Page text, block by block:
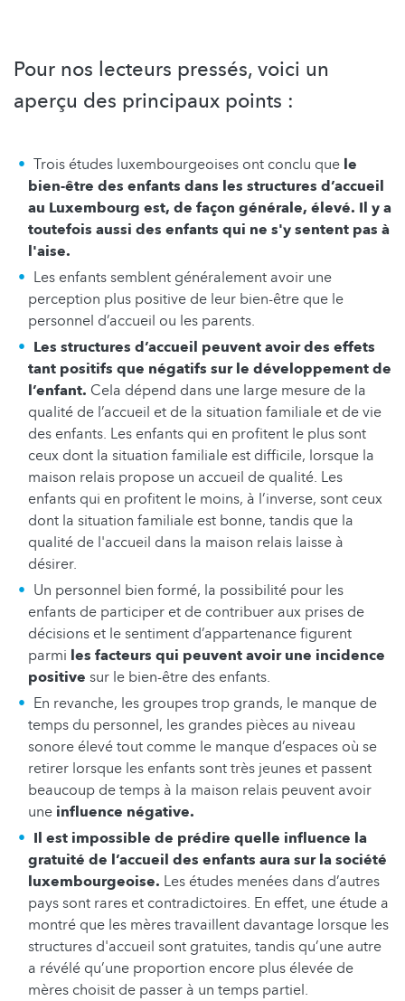
Pour nos lecteurs pressés, voici un
aperçu des principaux points :
Trois études luxembourgeoises ont conclu quele
bien-être des enfants dans les structures d’accueil
au Luxembourg est, de façon générale, élevé. Il y a
toutefois aussi des enfants qui ne s'y sentent pas à
l'aise.
Les enfants semblent généralement avoir une
perception plus positive de leur bien-être que le
personnel d’accueil ou les parents.
Les structures d’accueil peuvent avoir des effets
tant positifs que négatifs sur le développement de
l’enfant. Cela dépend dans une large mesure de la
qualité de l’accueil et de la situation familiale et de vie
des enfants. Les enfants qui en profitent le plus sont
ceux dont la situation familiale est difficile, lorsque la
maison relais propose un accueil de qualité. Les
enfants qui en profitent le moins, à l’inverse, sont ceux
dont la situation familiale est bonne, tandis que la
qualité de l'accueil dans la maison relais laisse à
désirer.
Un personnel bien formé, la possibilité pour les
enfants de participer et de contribuer aux prises de
décisions et le sentiment d’appartenance figurent
parmi les facteurs qui peuvent avoir une incidence
positive sur le bien-être des enfants.
En revanche, les groupes trop grands, le manque de
temps du personnel, les grandes pièces au niveau
sonore élevé tout comme le manque d’espaces où se
retirer lorsque les enfants sont très jeunes et passent
beaucoup de temps à la maison relais peuvent avoir
une influence négative.
Il est impossible de prédire quelle influence la
gratuité de l’accueil des enfants aura sur la société
luxembourgeoise. Les études menées dans d’autres
pays sont rares et contradictoires. En effet, une étude a
montré que les mères travaillent davantage lorsque les
structures d'accueil sont gratuites, tandis qu’une autre
a révélé qu’une proportion encore plus élevée de
mères choisit de passer à un temps partiel.